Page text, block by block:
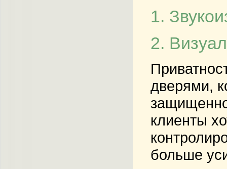
1.
2.
дверями,
клиенты
больше